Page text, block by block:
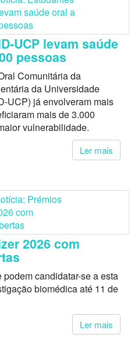
UCP levam saúde
pessoas
Comunitária da
da Universidade
UCP) já envolveram mais
mais de 3.000
vulnerabilidade.
Ler mais
2026 com
candidatar-se a esta
biomédica até 11 de
Ler mais